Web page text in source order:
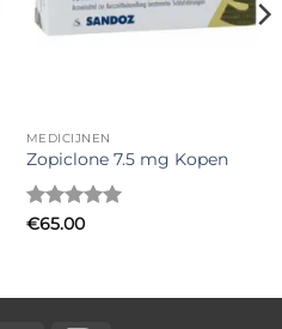
MEDICIJNEN
Zopiclone 7.5 mg Kopen
Gewaardeerd
€65.00